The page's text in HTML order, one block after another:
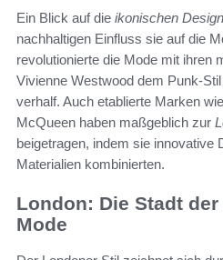
Ein Blick auf die ikonischen
nachhaltigen Einfluss sie auf die
revolutionierte die Mode mit ihren
Vivienne Westwood dem Punk-
verhalf. Auch etablierte Marken
McQueen haben maßgeblich zur
beigetragen, indem sie innovative
Materialien kombinierten.
London: Die Stadt
Mode